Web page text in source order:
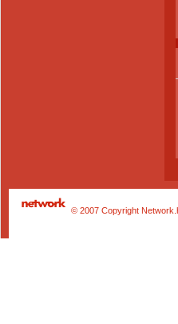
© 2007 Copyright